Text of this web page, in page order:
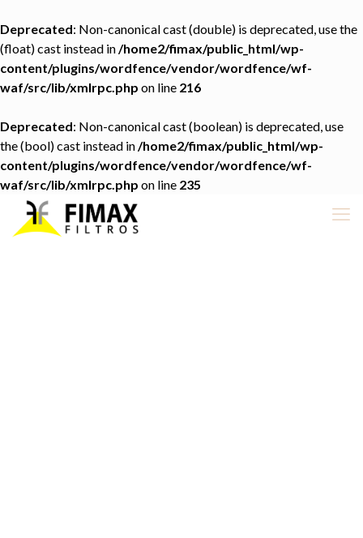
Deprecated: Non-canonical cast (double) is deprecated, use the
(float) cast instead in/home2/fimax/public_html/wp-
content/plugins/wordfence/vendor/wordfence/wf-
waf/src/lib/xmlrpc.php on line 216
Deprecated: Non-canonical cast (boolean) is deprecated, use
the (bool) cast instead in/home2/fimax/public_html/wp-
content/plugins/wordfence/vendor/wordfence/wf-
waf/src/lib/xmlrpc.php on line 235